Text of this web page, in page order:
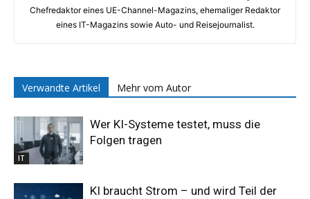
Chefredaktor eines UE-Channel-Magazins, ehemaliger Redaktor
eines IT-Magazins sowie Auto- und Reisejournalist.
Verwandte Artikel Mehr vom Autor
IT
Wer KI-Systeme testet, muss die
Folgen tragen
KI braucht Strom – und wird Teil der